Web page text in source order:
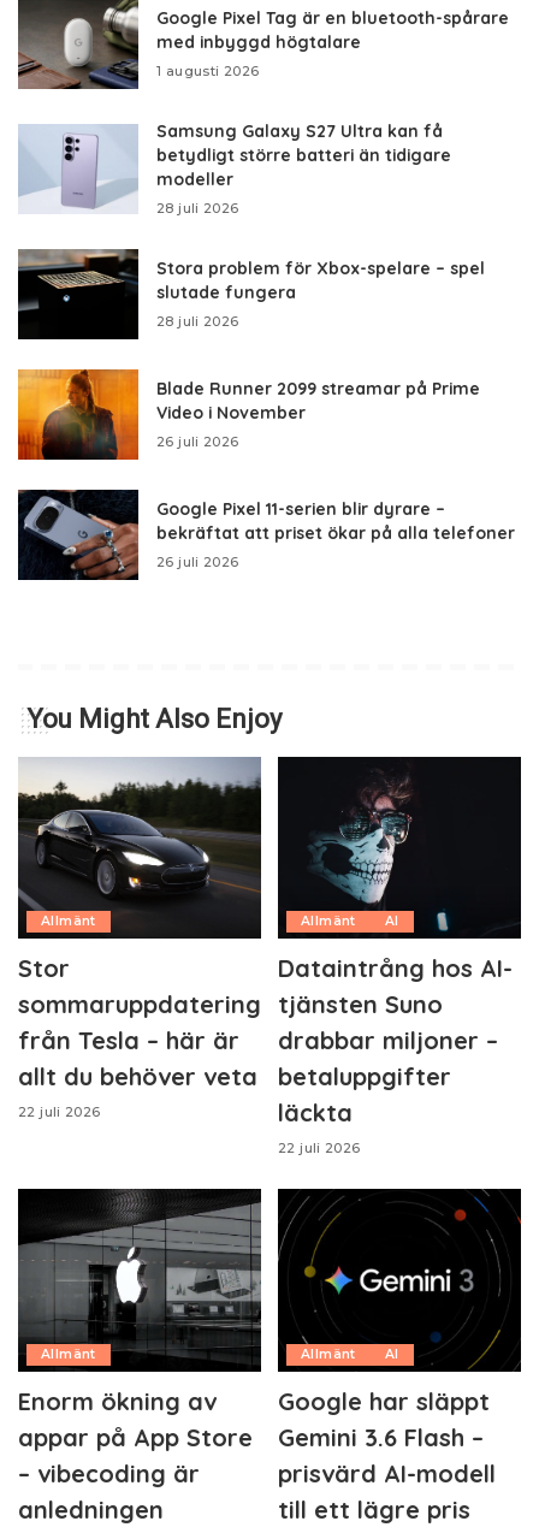
Google Pixel Tag är en bluetooth-spårare
med inbyggd högtalare
1 augusti 2026
Samsung Galaxy S27 Ultra kan få
betydligt större batteri än tidigare
modeller
28 juli 2026
Stora problem för Xbox-spelare – spel
slutade fungera
28 juli 2026
Blade Runner 2099 streamar på Prime
Video i November
26 juli 2026
Google Pixel 11-serien blir dyrare –
bekräftat att priset ökar på alla telefoner
26 juli 2026
You Might Also Enjoy
Allmänt
Stor
sommaruppdatering
från Tesla – här är
allt du behöver veta
22 juli 2026
Allmänt AI
Dataintrång hos AI-
tjänsten Suno
drabbar miljoner –
betaluppgifter
läckta
22 juli 2026
Allmänt
Enorm ökning av
appar på App Store
– vibecoding är
anledningen
Allmänt AI
Google har släppt
Gemini 3.6 Flash –
prisvärd AI-modell
till ett lägre pris